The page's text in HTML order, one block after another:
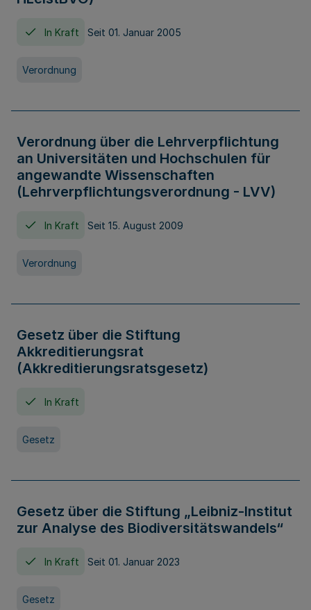
In Kraft Seit 01. Januar 2005
Verordnung
Verordnung über die Lehrverpflichtung
an Universitäten und Hochschulen für
angewandte Wissenschaften
(Lehrverpflichtungsverordnung - LVV)
In Kraft Seit 15. August 2009
Verordnung
Gesetz über die Stiftung
Akkreditierungsrat
(Akkreditierungsratsgesetz)
In Kraft
Gesetz
Gesetz über die Stiftung „Leibniz-Institut
zur Analyse des Biodiversitätswandels“
In Kraft Seit 01. Januar 2023
Gesetz